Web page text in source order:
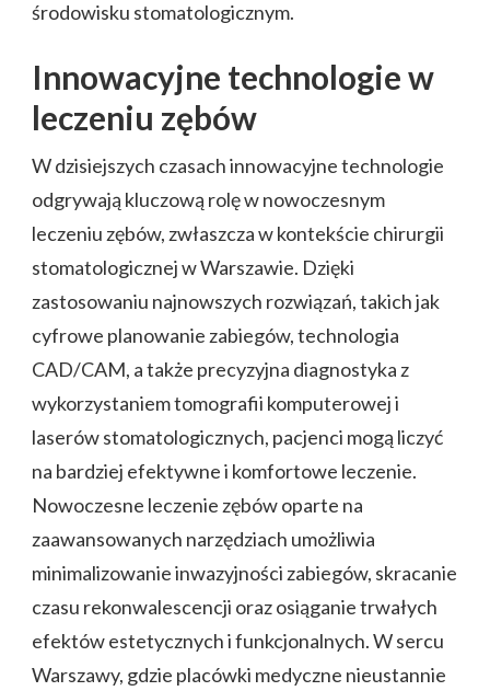
środowisku stomatologicznym.
Innowacyjne technologie w
leczeniu zębów
W dzisiejszych czasach innowacyjne technologie
odgrywają kluczową rolę w nowoczesnym
leczeniu zębów, zwłaszcza w kontekście chirurgii
stomatologicznej w Warszawie. Dzięki
zastosowaniu najnowszych rozwiązań, takich jak
cyfrowe planowanie zabiegów, technologia
CAD/CAM, a także precyzyjna diagnostyka z
wykorzystaniem tomografii komputerowej i
laserów stomatologicznych, pacjenci mogą liczyć
na bardziej efektywne i komfortowe leczenie.
Nowoczesne leczenie zębów oparte na
zaawansowanych narzędziach umożliwia
minimalizowanie inwazyjności zabiegów, skracanie
czasu rekonwalescencji oraz osiąganie trwałych
efektów estetycznych i funkcjonalnych. W sercu
Warszawy, gdzie placówki medyczne nieustannie